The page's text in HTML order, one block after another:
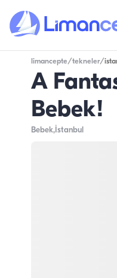
limancepte/tekneler/
A
Bebek!
Bebek,İstanbul